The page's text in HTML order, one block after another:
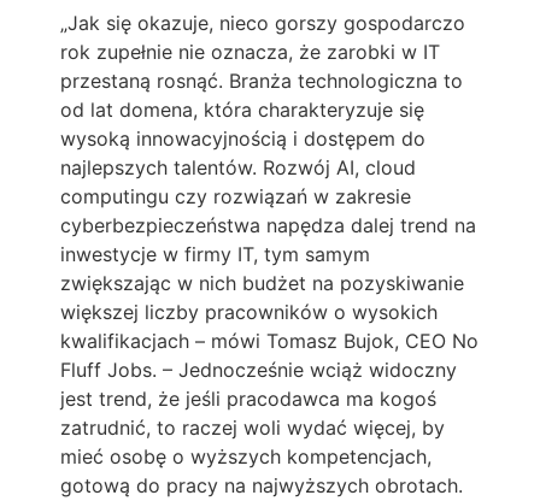
„Jak się okazuje, nieco gorszy gospodarczo
rok zupełnie nie oznacza, że zarobki w IT
przestaną rosnąć. Branża technologiczna to
od lat domena, która charakteryzuje się
wysoką innowacyjnością i dostępem do
najlepszych talentów. Rozwój AI, cloud
computingu czy rozwiązań w zakresie
cyberbezpieczeństwa napędza dalej trend na
inwestycje w firmy IT, tym samym
zwiększając w nich budżet na pozyskiwanie
większej liczby pracowników o wysokich
kwalifikacjach – mówi Tomasz Bujok, CEO No
Fluff Jobs. – Jednocześnie wciąż widoczny
jest trend, że jeśli pracodawca ma kogoś
zatrudnić, to raczej woli wydać więcej, by
mieć osobę o wyższych kompetencjach,
gotową do pracy na najwyższych obrotach.